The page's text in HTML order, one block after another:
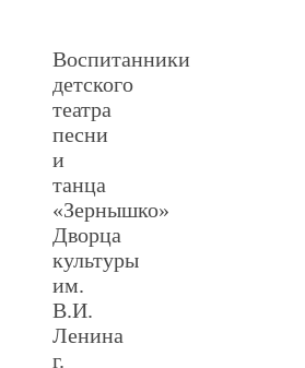
Воспитанники
детского
театра
песни
и
танца
«Зернышко»
Дворца
культуры
им.
В.И.
Ленина
г.